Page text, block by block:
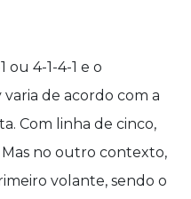
ou 4-1-4-1 e o
de acordo com a
Com linha de cinco,
no outro contexto,
volante, sendo o